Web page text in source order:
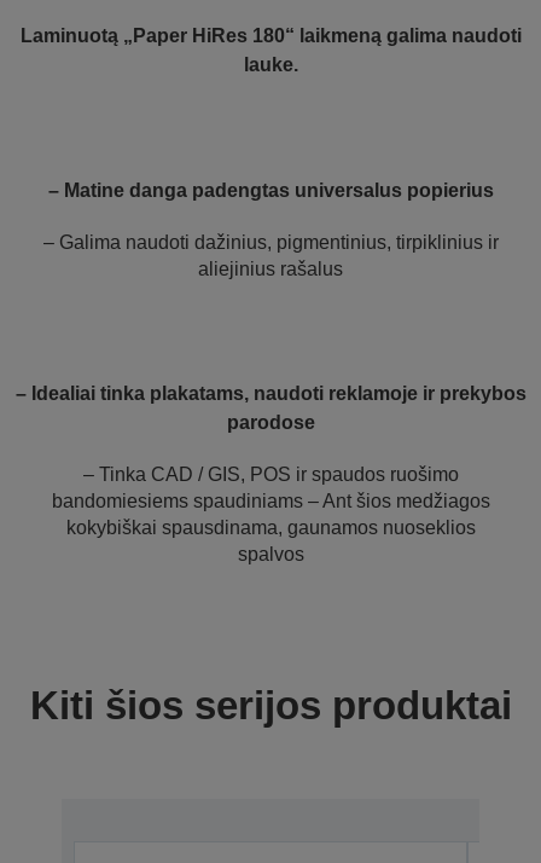
Laminuotą „Paper HiRes 180“ laikmeną galima naudoti
lauke.
– Matine danga padengtas universalus popierius
– Galima naudoti dažinius, pigmentinius, tirpiklinius ir
aliejinius rašalus
– Idealiai tinka plakatams, naudoti reklamoje ir prekybos
parodose
– Tinka CAD / GIS, POS ir spaudos ruošimo
bandomiesiems spaudiniams – Ant šios medžiagos
kokybiškai spausdinama, gaunamos nuoseklios
spalvos
Kiti šios serijos produktai